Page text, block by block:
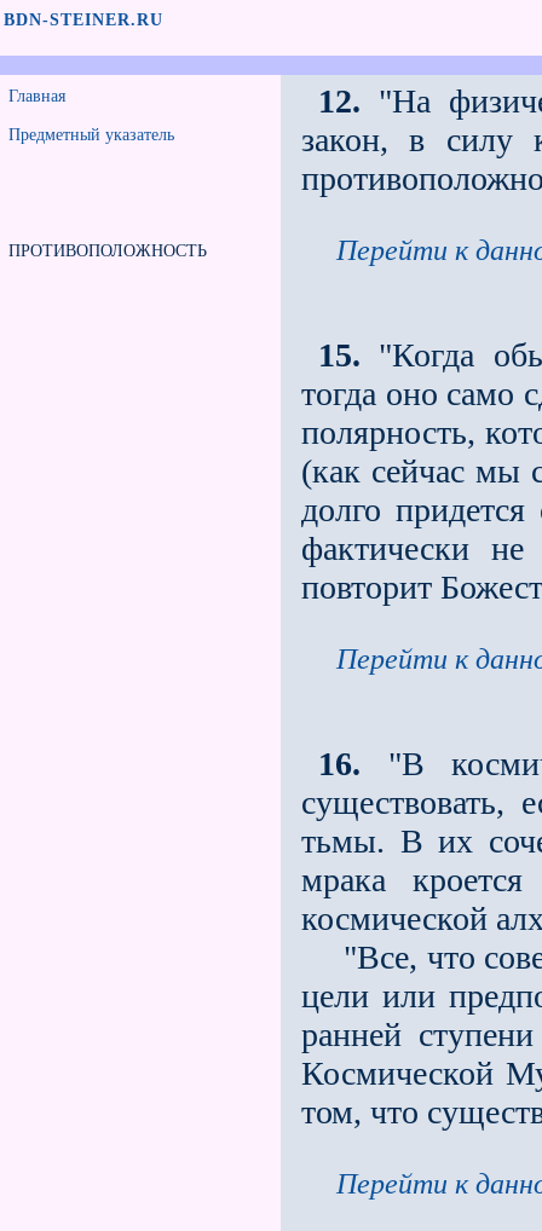
BDN-STEINER.RU
Главная
Предметный указатель
ПРОТИВОПОЛОЖНОСТЬ
12. "На
закон, в силу
Перейти к
15. "Когда
тогда оно само
полярность,
(как сейчас мы
долго
фактически
повторит
Перейти к
16. "В
существовать,
тьмы. В их
мрака
космической
"Все, что
цели или
ранней
Космической
том, что
Перейти к